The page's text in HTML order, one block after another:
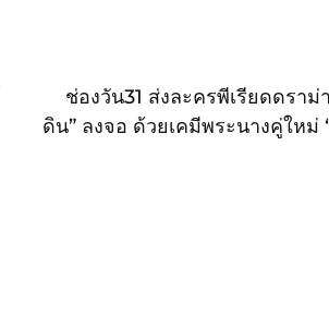
ช่องวัน31 ส่งละครพีเรียดดราม่
ดิน” ลงจอ ด้วยเคมีพระนางคู่ใหม่